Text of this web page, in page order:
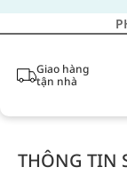
Giao hàng
tận nhà
THÔNG TIN